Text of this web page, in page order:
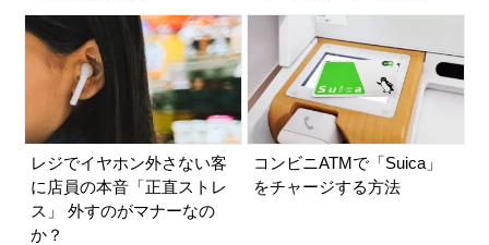
レジでイヤホン外さない客
に店員の本音「正直ストレ
ス」 外すのがマナーなの
か？
コンビニATMで「Suica」
をチャージする方法